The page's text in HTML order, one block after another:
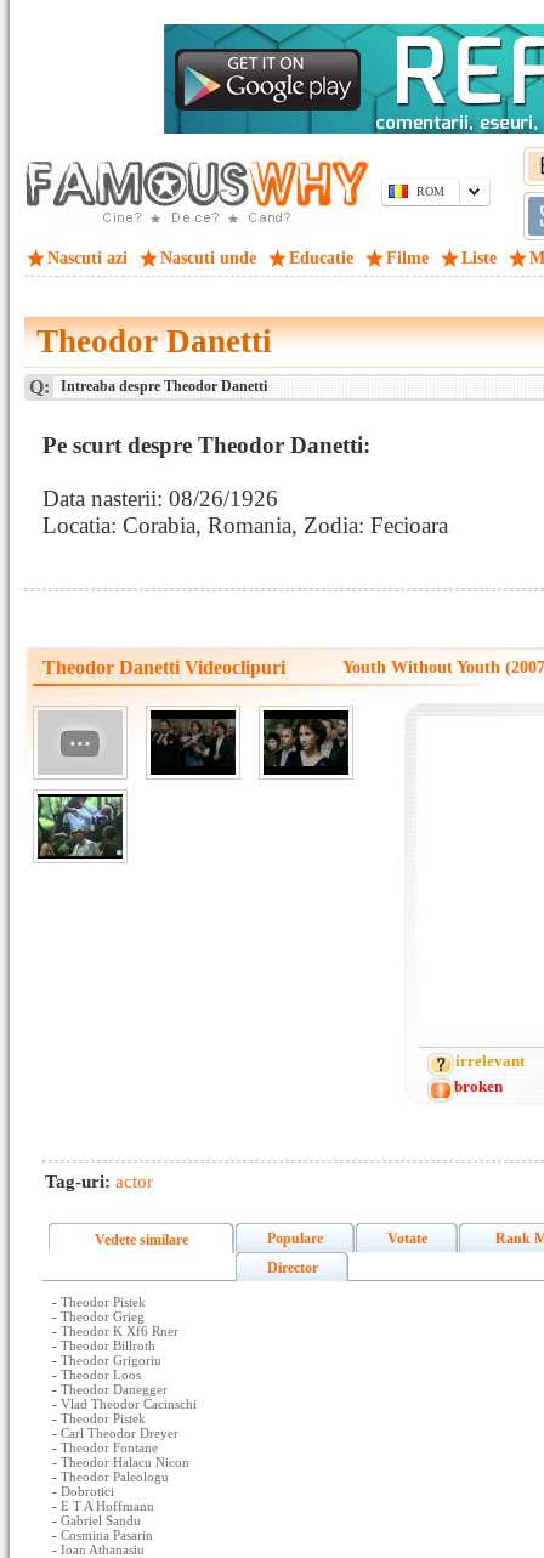
ROM
Nascuti azi Nascuti unde Educatie Filme Liste
Theodor Danetti
Q: Intreaba despre Theodor Danetti
Pe scurt despre Theodor Danetti:
Data nasterii: 08/26/1926
Locatia: Corabia, Romania, Zodia: Fecioara
Theodor Danetti Videoclipuri Youth Without Youth
irrelevant
broken
Tag-uri: actor
Vedete similare Populare Votate
Rank
Director
- Theodor Pistek
- Theodor Grieg
- Theodor K Xf6 Rner
- Theodor Billroth
- Theodor Grigoriu
- Theodor Loos
- Theodor Danegger
- Vlad Theodor Cacinschi
- Theodor Pistek
- Carl Theodor Dreyer
- Theodor Fontane
- Theodor Halacu Nicon
- Theodor Paleologu
- Dobrotici
- E T A Hoffmann
- Gabriel Sandu
- Cosmina Pasarin
- Ioan Athanasiu